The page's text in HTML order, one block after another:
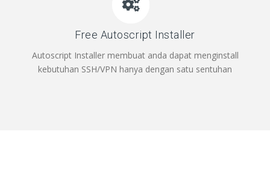
Free Autoscript Installer
Autoscript Installer membuat anda dapat menginstall
kebutuhan SSH/VPN hanya dengan satu sentuhan